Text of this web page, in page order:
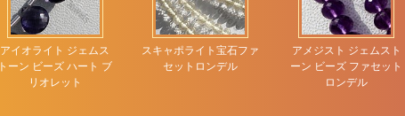
アイオライト ジェムス
トーン ビーズ ハート ブ
リオレット
スキャポライト宝石ファ
セットロンデル
アメジスト ジェムスト
ーン ビーズ ファセット
ロンデル